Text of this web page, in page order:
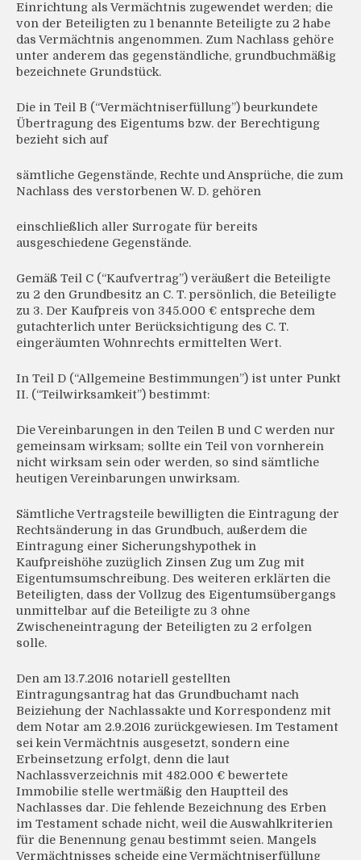
Einrichtung als Vermächtnis zugewendet werden; die
von der Beteiligten zu 1 benannte Beteiligte zu 2 habe
das Vermächtnis angenommen. Zum Nachlass gehöre
unter anderem das gegenständliche, grundbuchmäßig
bezeichnete Grundstück.
Die in Teil B (“Vermächtniserfüllung”) beurkundete
Übertragung des Eigentums bzw. der Berechtigung
bezieht sich auf
sämtliche Gegenstände, Rechte und Ansprüche, die zum
Nachlass des verstorbenen W. D. gehören
einschließlich aller Surrogate für bereits
ausgeschiedene Gegenstände.
Gemäß Teil C (“Kaufvertrag”) veräußert die Beteiligte
zu 2 den Grundbesitz an C. T. persönlich, die Beteiligte
zu 3. Der Kaufpreis von 345.000 € entspreche dem
gutachterlich unter Berücksichtigung des C. T.
eingeräumten Wohnrechts ermittelten Wert.
In Teil D (“Allgemeine Bestimmungen”) ist unter Punkt
II. (“Teilwirksamkeit”) bestimmt:
Die Vereinbarungen in den Teilen B und C werden nur
gemeinsam wirksam; sollte ein Teil von vornherein
nicht wirksam sein oder werden, so sind sämtliche
heutigen Vereinbarungen unwirksam.
Sämtliche Vertragsteile bewilligten die Eintragung der
Rechtsänderung in das Grundbuch, außerdem die
Eintragung einer Sicherungshypothek in
Kaufpreishöhe zuzüglich Zinsen Zug um Zug mit
Eigentumsumschreibung. Des weiteren erklärten die
Beteiligten, dass der Vollzug des Eigentumsübergangs
unmittelbar auf die Beteiligte zu 3 ohne
Zwischeneintragung der Beteiligten zu 2 erfolgen
solle.
Den am 13.7.2016 notariell gestellten
Eintragungsantrag hat das Grundbuchamt nach
Beiziehung der Nachlassakte und Korrespondenz mit
dem Notar am 2.9.2016 zurückgewiesen. Im Testament
sei kein Vermächtnis ausgesetzt, sondern eine
Erbeinsetzung erfolgt, denn die laut
Nachlassverzeichnis mit 482.000 € bewertete
Immobilie stelle wertmäßig den Hauptteil des
Nachlasses dar. Die fehlende Bezeichnung des Erben
im Testament schade nicht, weil die Auswahlkriterien
für die Benennung genau bestimmt seien. Mangels
Vermächtnisses scheide eine Vermächtniserfüllung